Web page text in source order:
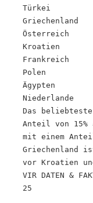
Türkei
Griechenland
Österreich
Kroatien
Frankreich
Polen
Ägypten
Niederlande
Das
Anteil von
mit einem
Griechenland
vor Kroatien
VIR DATEN &
25